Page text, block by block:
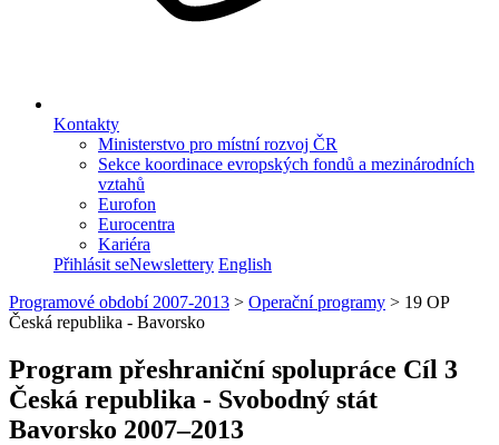
Kontakty
Ministerstvo pro místní rozvoj ČR
Sekce koordinace evropských fondů a mezinárodních
vztahů
Eurofon
Eurocentra
Kariéra
Přihlásit seNewslettery English
Programové období 2007-2013 > Operační programy > 19 OP
Česká republika - Bavorsko
Program přeshraniční spolupráce Cíl 3
Česká republika - Svobodný stát
Bavorsko 2007–2013